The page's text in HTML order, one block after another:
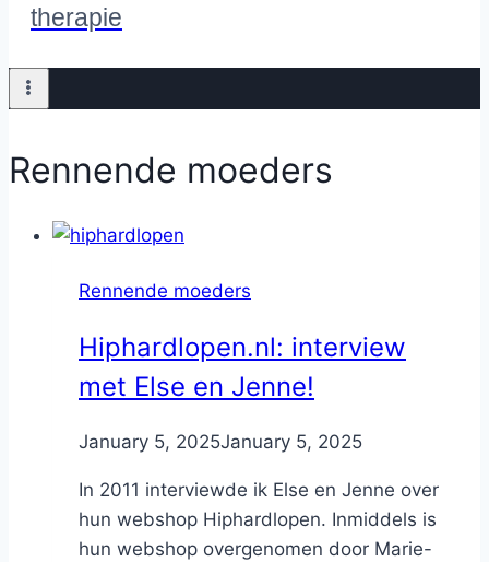
therapie
Rennende moeders
Rennende moeders
Hiphardlopen.nl: interview
met Else en Jenne!
ByNicole
January 5, 2025January 5, 2025
In 2011 interviewde ik Else en Jenne over
hun webshop Hiphardlopen. Inmiddels is
hun webshop overgenomen door Marie-